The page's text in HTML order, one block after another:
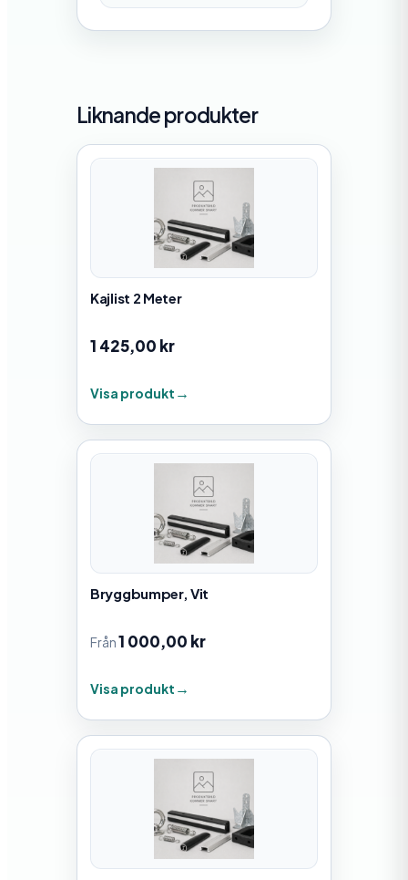
Liknande produkter
Kajlist 2 Meter
1 425,00 kr
Visa produkt
Bryggbumper, Vit
Från1 000,00 kr
Visa produkt